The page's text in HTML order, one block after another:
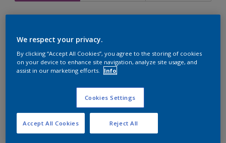
Ajouter à la liste d’achats
Trouver un magasin
We respect your privacy.
By clicking “Accept All Cookies”, you agree to the storing of cookies
on your device to enhance site navigation, analyze site usage, and
assist in our marketing efforts.
Info
Cookies Settings
Reject All
Accept All Cookies